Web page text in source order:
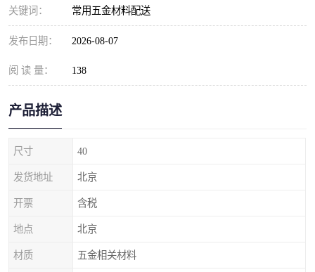
关键词： 常用五金材料配送
发布日期： 2026-08-07
阅 读 量： 138
产品描述
尺寸 40
发货地址 北京
开票 含税
地点 北京
材质 五金相关材料